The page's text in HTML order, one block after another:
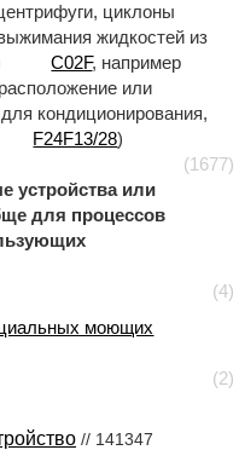
циклоны
жидкостей из
C02F, например
или
кондиционирования,
F24F13/28)
(1677)
или
для процессов
(4)
моющих
(2)
// 141347